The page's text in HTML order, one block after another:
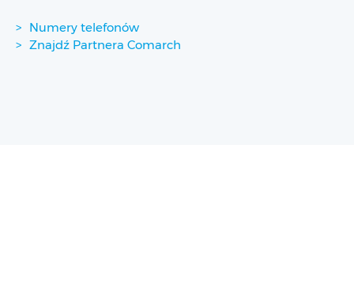
Numery telefonów
Znajdź Partnera Comarch